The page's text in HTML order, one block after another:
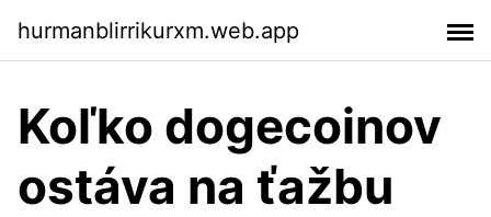
hurmanblirrikurxm.web.app
Koľko dogecoinov
ostáva na ťažbu